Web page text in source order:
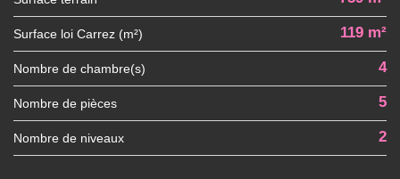
Surface loi Carrez (m²) 119 m²
Nombre de chambre(s) 4
Nombre de pièces 5
Nombre de niveaux 2